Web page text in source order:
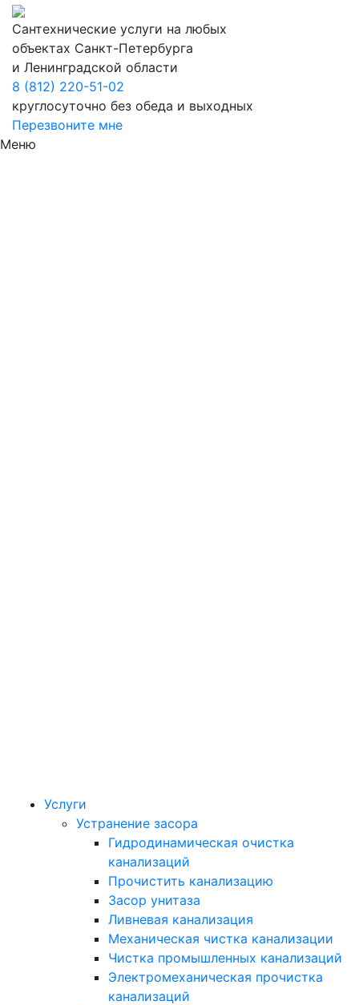
Сантехнические услуги на любых
объектах Санкт-Петербурга
и Ленинградской области
8 (812) 220-51-02
круглосуточно без обеда и выходных
Перезвоните мне
Меню
Услуги
Устранение засора
Гидродинамическая очистка
канализаций
Прочистить канализацию
Засор унитаза
Ливневая канализация
Механическая чистка канализации
Чистка промышленных канализаций
Электромеханическая прочистка
канализаций